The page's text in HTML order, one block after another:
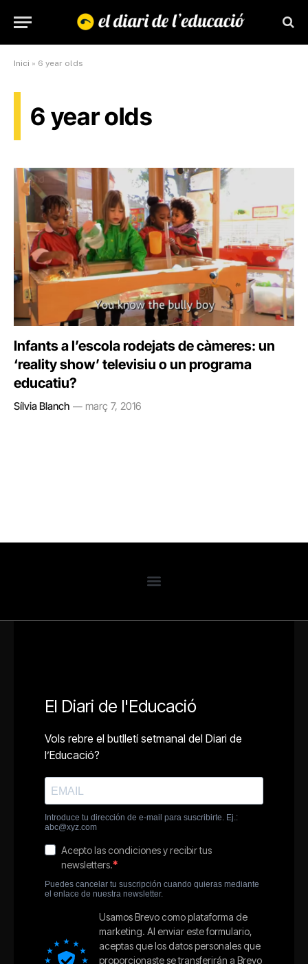
Inici » 6 year olds
6 year olds
Infants a l’escola rodejats de càmeres: un
‘reality show’ televisiu o un programa
educatiu?
Sílvia Blanch març 7, 2016